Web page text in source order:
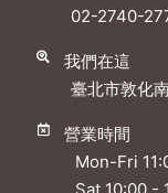
02-2740-
我們在這
臺北市敦化南
營業時間
Mon-Fri